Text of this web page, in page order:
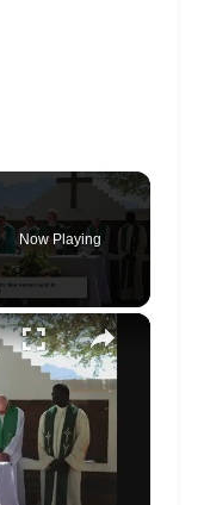
Now Playing
×